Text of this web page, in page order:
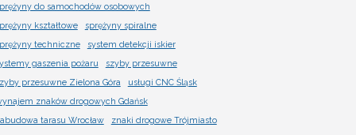
do samochodów osobowych
kształtowe
sprężyny spiralne
techniczne
system detekcji iskier
gaszenia pożaru
szyby przesuwne
przesuwne Zielona Góra
usługi CNC Śląsk
znaków drogowych Gdańsk
tarasu Wrocław
znaki drogowe Trójmiasto